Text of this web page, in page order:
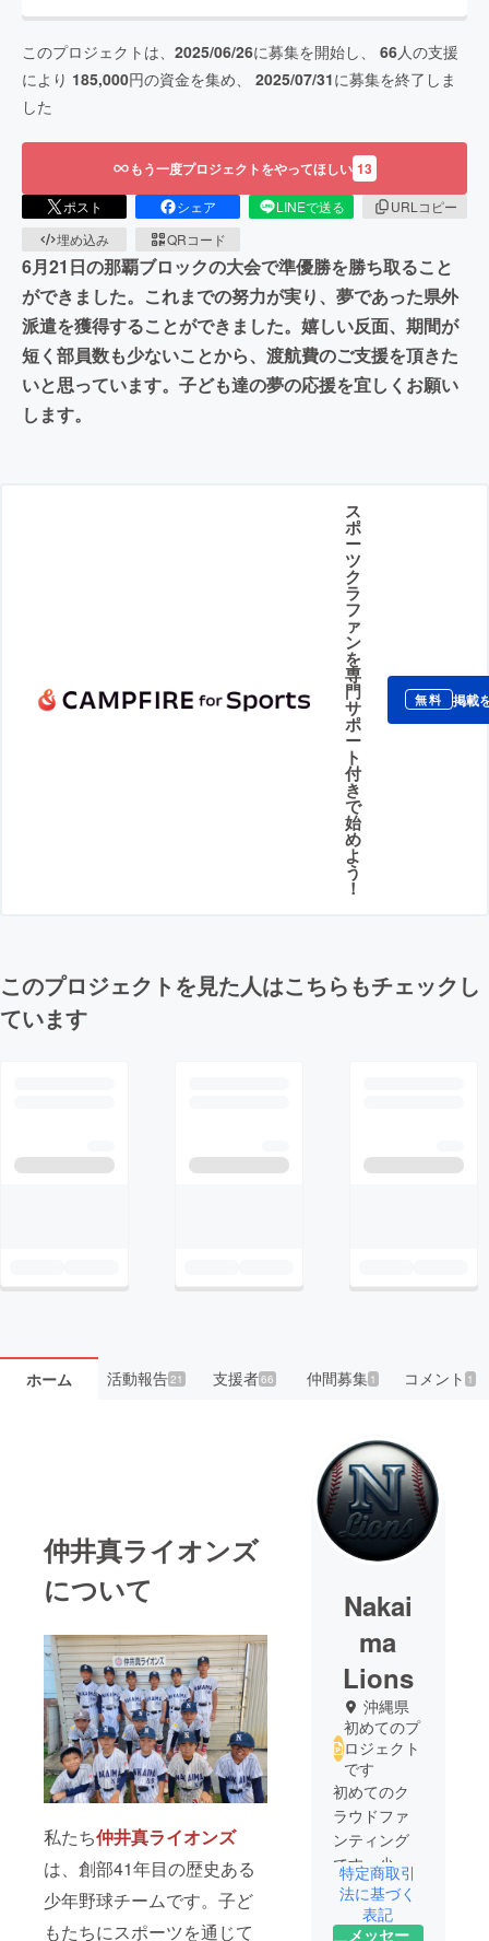
このプロジェクトは、 2025/06/26に募集を開始し、 66人の支援
により 185,000円の資金を集め、 2025/07/31に募集を終了しま
した
もう一度プロジェクトをやってほしい 13
ポスト シェア LINEで送る
URLコピー
埋め込み
QRコード
6月21日の那覇ブロックの大会で準優勝を勝ち取ること
ができました。これまでの努力が実り、夢であった県外
派遣を獲得することができました。嬉しい反面、期間が
短く部員数も少ないことから、渡航費のご支援を頂きた
いと思っています。子ども達の夢の応援を宜しくお願い
します。
ス
ポ
ー
ツ
ク
ラ
フ
ァ
ン
を
専
門
サ
ポ
ー
ト
付
き
で
始
め
よ
う
！
無料 掲載
このプロジェクトを見た人はこちらもチェックし
ています
ホーム 活動報告21 支援者66 仲間募集 1 コメント 1
仲井真ライオンズ
について
私たち仲井真ライオンズ
は、創部41年目の歴史ある
少年野球チームです。子ど
もたちにスポーツを通じて
Nakai
ma
Lions
沖縄県
初めてのプ
ロジェクト
です
初めてのク
ラウドファ
ンティング
です。少し
でも渡航費
に当てられ
たらと思っ
特定商取引
法に基づく
表記
メッセー